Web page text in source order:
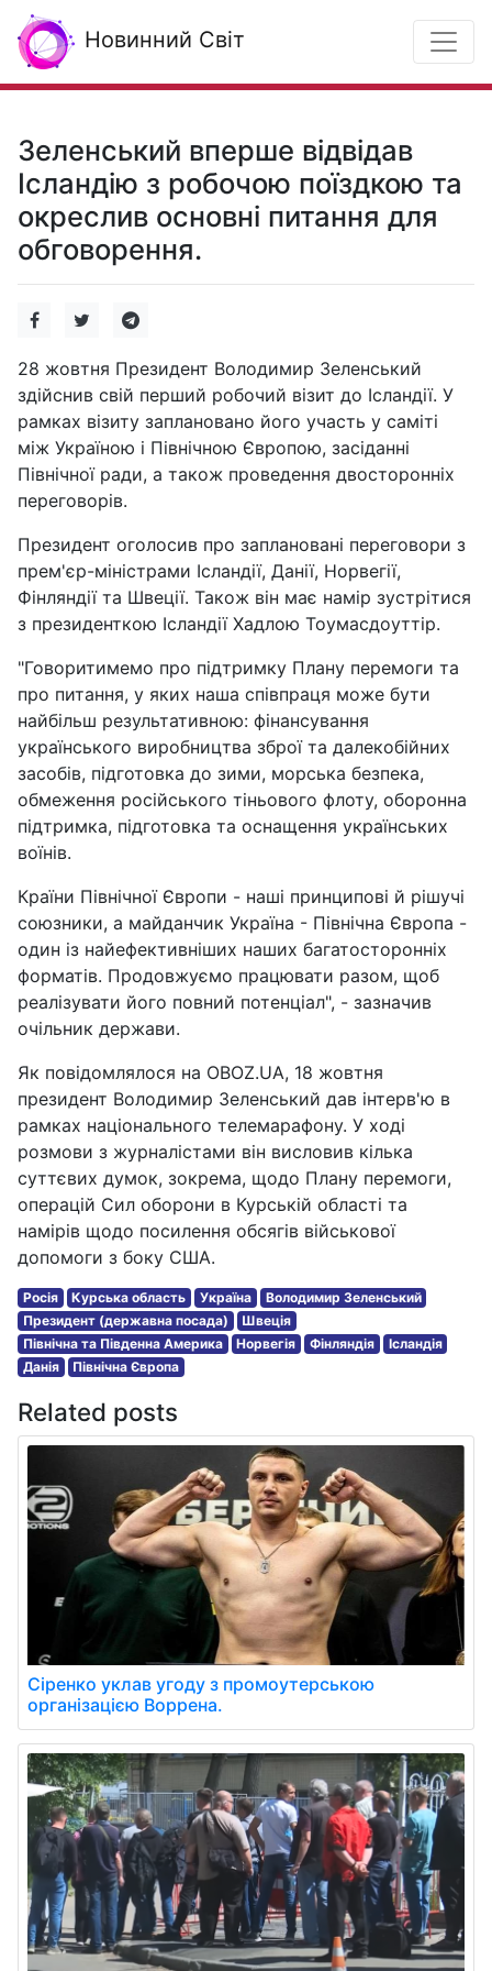
Новинний Світ
Зеленський вперше відвідав
Ісландію з робочою поїздкою та
окреслив основні питання для
обговорення.
28 жовтня Президент Володимир Зеленський
здійснив свій перший робочий візит до Ісландії. У
рамках візиту заплановано його участь у саміті
між Україною і Північною Європою, засіданні
Північної ради, а також проведення двосторонніх
переговорів.
Президент оголосив про заплановані переговори з
прем'єр-міністрами Ісландії, Данії, Норвегії,
Фінляндії та Швеції. Також він має намір зустрітися
з президенткою Ісландії Хадлою Тоумасдоуттір.
"Говоритимемо про підтримку Плану перемоги та
про питання, у яких наша співпраця може бути
найбільш результативною: фінансування
українського виробництва зброї та далекобійних
засобів, підготовка до зими, морська безпека,
обмеження російського тіньового флоту, оборонна
підтримка, підготовка та оснащення українських
воїнів.
Країни Північної Європи - наші принципові й рішучі
союзники, а майданчик Україна - Північна Європа -
один із найефективніших наших багатосторонніх
форматів. Продовжуємо працювати разом, щоб
реалізувати його повний потенціал", - зазначив
очільник держави.
Як повідомлялося на OBOZ.UA, 18 жовтня
президент Володимир Зеленський дав інтерв'ю в
рамках національного телемарафону. У ході
розмови з журналістами він висловив кілька
суттєвих думок, зокрема, щодо Плану перемоги,
операцій Сил оборони в Курській області та
намірів щодо посилення обсягів військової
допомоги з боку США.
Росія Курська область Україна
Володимир Зеленський
Президент (державна посада)
Швеція
Північна та Південна Америка
Норвегія Фінляндія
Ісландія
Данія
Північна Європа
Related posts
Сіренко уклав угоду з промоутерською
організацією Воррена.